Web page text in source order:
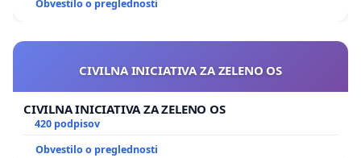
Obvestilo o preglednosti
CIVILNA INICIATIVA ZA ZELENO OS
CIVILNA INICIATIVA ZA ZELENO OS
420 podpisov
Obvestilo o preglednosti